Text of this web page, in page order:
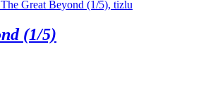
(1/5)